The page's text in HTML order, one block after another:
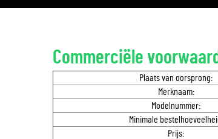
Commerciële
Plaats van oorsprong:
Merknaam:
Modelnummer:
Minimale
Prijs: